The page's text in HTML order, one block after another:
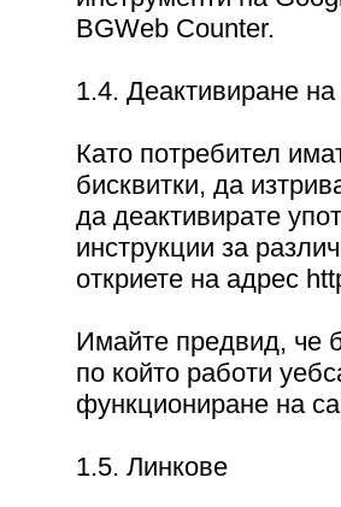
BGWeb Counter.
1.4. Деактивиране на
Като потребител
бисквитки, да
да деактивирате
инструкции за
откриете на адрес
Имайте предвид, че
по който работи
функциониране на
1.5. Линкове